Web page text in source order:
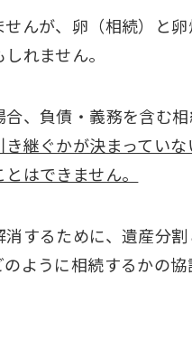
んが、卵（相続）と
れません。
、負債・義務を含む
継ぐかが決まってい
はできません。
するために、遺産分
のように相続するかの